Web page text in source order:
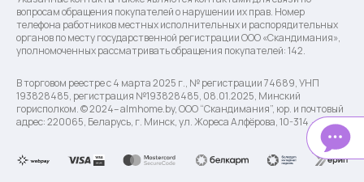
вопросам обращения покупателей о нарушении их прав. Номер
телефона работников местных исполнительных и распорядительных
органов по месту государственной регистрации ООО «Скандимания»,
уполномоченных рассматривать обращения покупателей: 142.
В торговом реестре с 4 марта 2025 г., № регистрации 74689, УНП
193828485, регистрация №193828485, 08.01.2025, Минский
горисполком. © 2024– almhome.by, ООО “Скандимания”, юр. и почтовый
адрес: 220065, Беларусь, г. Минск, ул. Жореса Алфёрова, 10-314